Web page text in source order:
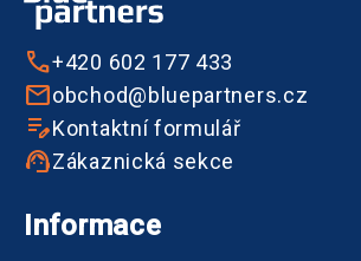
+420 602 177 433
obchod@bluepartners.cz
Kontaktní formulář
Zákaznická sekce
Informace